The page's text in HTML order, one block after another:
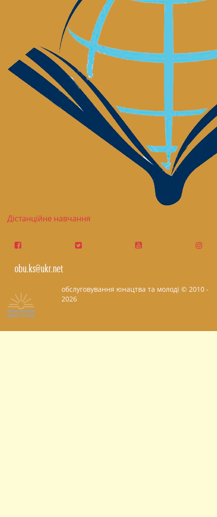
Дістанційне навчання
obu.ks@ukr.net
обслуговування юнацтва та молоді © 2010 -
2026